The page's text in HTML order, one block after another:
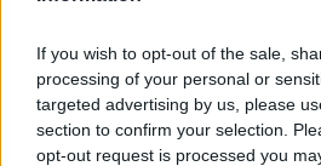
If you wish to opt-out of the sale,
processing of your personal or
targeted advertising by us, please
section to confirm your selection.
opt-out request is processed you
Articolia tema